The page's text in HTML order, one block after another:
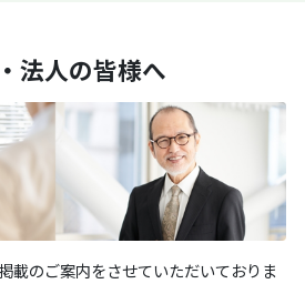
法人の皆様へ
載のご案内をさせていただいておりま